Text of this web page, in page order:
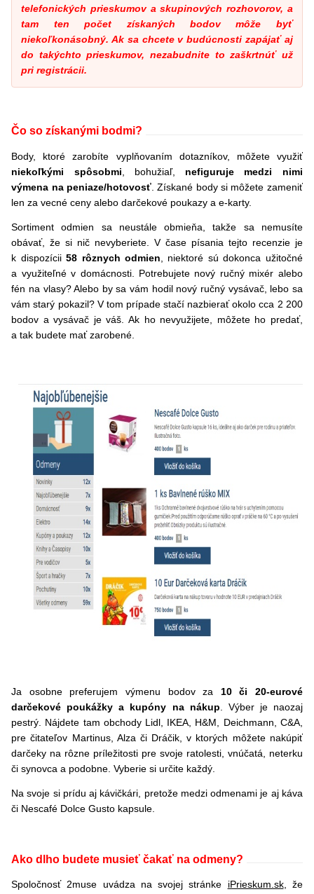
telefonických prieskumov a skupinových rozhovorov, a
tam ten počet získaných bodov môže byť
niekoľkonásobný. Ak sa chcete v budúcnosti zapájať aj
do takýchto prieskumov, nezabudnite to zaškrtnúť už
pri registrácii.
Čo so získanými bodmi?
Body, ktoré zarobíte vyplňovaním dotazníkov, môžete využiť
niekoľkými spôsobmi , bohužiaľ, nefiguruje medzi nimi
výmena na peniaze/hotovosť. Získané body si môžete zameniť
len za vecné ceny alebo darčekové poukazy a e-karty.
Sortiment odmien sa neustále obmieňa, takže sa nemusíte
obávať, že si nič nevyberiete. V čase písania tejto recenzie je
k dispozícii58 rôznych odmien , niektoré sú dokonca užitočné
a využiteľné v domácnosti. Potrebujete nový ručný mixér alebo
fén na vlasy? Alebo by sa vám hodil nový ručný vysávač, lebo sa
vám starý pokazil? V tom prípade stačí nazbierať okolo cca 2 200
bodov a vysávač je váš. Ak ho nevyužijete, môžete ho predať,
a tak budete mať zarobené.
Ja osobne preferujem výmenu bodov za 10 či 20-eurové
darčekové poukážky a kupóny na nákup . Výber je naozaj
pestrý. Nájdete tam obchody Lidl, IKEA, H&M, Deichmann, C&A,
pre čitateľov Martinus, Alza či Dráčik, v ktorých môžete nakúpiť
darčeky na rôzne príležitosti pre svoje ratolesti, vnúčatá, neterku
či synovca a podobne. Vyberie si určite každý.
Na svoje si prídu aj kávičkári, pretože medzi odmenami je aj káva
či Nescafé Dolce Gusto kapsule.
Ako dlho budete musieť čakať na odmeny?
Spoločnosť 2muse uvádza na svojej stránke iPrieskum.sk, že